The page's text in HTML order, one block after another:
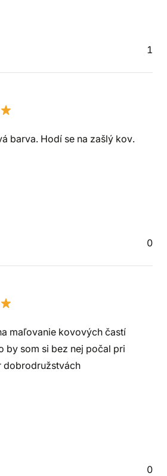
1
barva. Hodí se na zašlý kov.
0
maľovanie kovových častí
by som si bez nej počal pri
dobrodružstvách
0